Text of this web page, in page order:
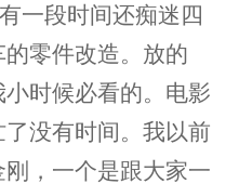
一段时间还痴迷四
零件改造。放的
小时候必看的。电影
没有时间。我以前
，一个是跟大家一